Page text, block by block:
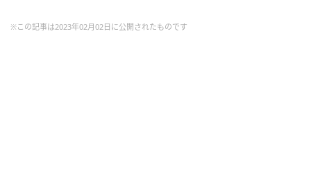
※この記事は2023年02月02日に公開されたものです